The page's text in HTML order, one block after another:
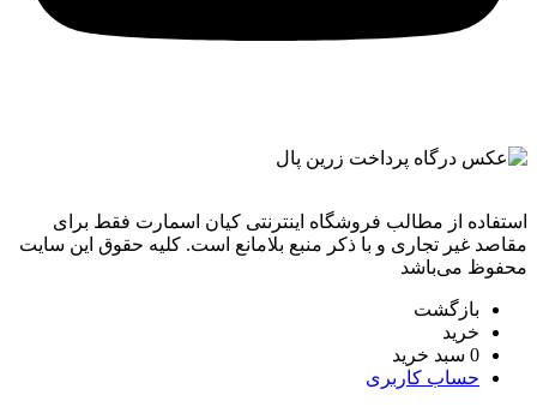
استفاده از مطالب فروشگاه اینترنتی کیان اسمارت فقط برای
مقاصد غیر تجاری و با ذکر منبع بلامانع است. کليه حقوق اين سايت
محفوظ می‌باشد
بازگشت
خرید
0 سبد خرید
حساب کاربری